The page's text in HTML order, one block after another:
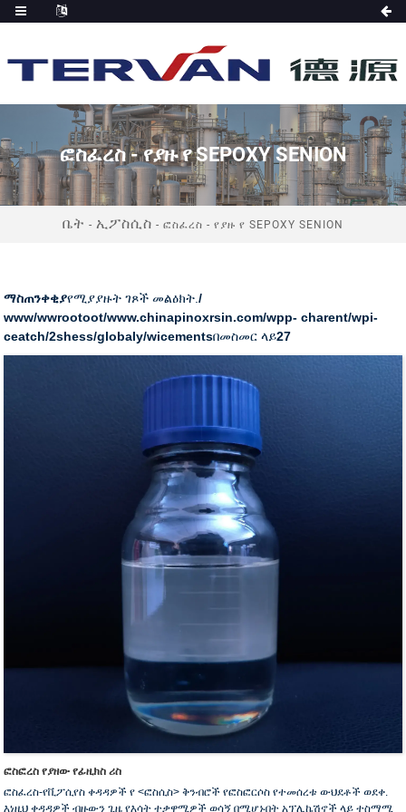
ፎስፈረስ - የያዙ የ SEPOXY SENION
ቤት - ኢፖስሲስ - ፎስፈረስ - የያዙ የ SEPOXY SENION
ማስጠንቀቂያየሚያያዙት ገጾች መልዕክት./
www/wwrootoot/www.chinapinoxrsin.com/wpp- charent/wpi-
ceatch/2shess/globaly/wicementsበመስመር ላይ27
ፎስፎረስ የያዘው የፊዚክስ ሪስ
ፎስፈረስ-የቪፖሲየስ ቀዳዳዎች የ <ፎስሲስ> ቅንብሮች የፎስፎርሶስ የተመሰረቱ ውህደቶች ወደቀ.
እነዚህ ቀዳዳዎች ብዙውን ጊዜ የእሳት ተቃዋሚዎች ወሳኝ በሚሆኑበት አፕሊኬሽኖች ላይ ተስማሚ